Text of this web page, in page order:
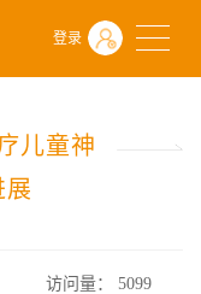
登录
展
儿童神
展
访问量：5099